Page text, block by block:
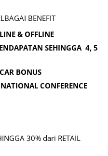
BENEFIT
& OFFLINE
SEHINGGA 4, 5
BONUS
CONFERENCE
30% dari RETAIL